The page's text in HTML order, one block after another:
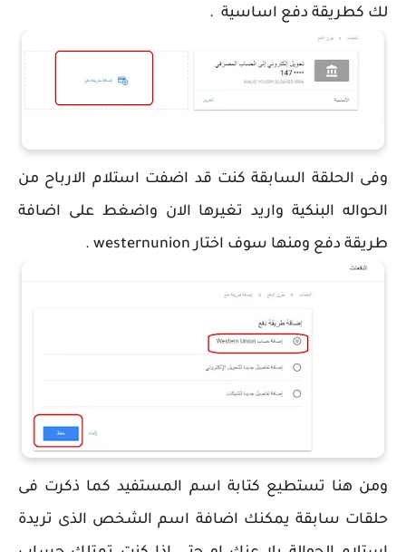
لك كطريقة دفع اساسية .
وفى الحلقة السابقة كنت قد اضفت استلام الارباح من
الحواله البنكية واريد تغيرها الان واضغط على اضافة
طريقة دفع ومنها سوف اختار westernunion .
ومن هنا تستطيع كتابة اسم المستفيد كما ذكرت فى
حلقات سابقة يمكنك اضافة اسم الشخص الذى تريدة